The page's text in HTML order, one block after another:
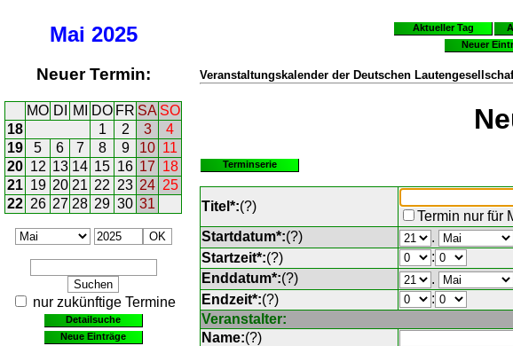
Mai 2025
Neuer Termin:
MO DI MI DO FR SA SO
18
1 2 3
4
19
5 6 7 8 9 10 11
20 12 13 14 15 16 17 18
21 19 20 21 22 23 24 25
22 26 27 28 29 30 31
nur zukünftige Termine
Detailsuche
Neue Einträge
Aktueller Tag
Neuer
Veranstaltungskalender der Deutschen
Terminserie
Titel*:(?)
Termin nur für
Startdatum*:(?)
.
Startzeit*:(?) :
Enddatum*:(?) .
Endzeit*:(?) :
Veranstalter:
Name:(?)